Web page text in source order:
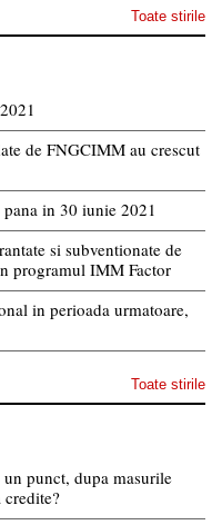
Toate stirile
de FNGCIMM au crescut
in 30 iunie 2021
si subventionate de
programul IMM Factor
in perioada urmatoare,
Toate stirile
punct, dupa masurile
credite?